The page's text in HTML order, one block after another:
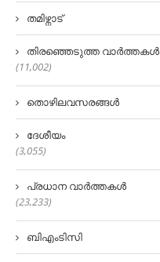
തമിഴ്നാട്
തിരഞ്ഞെടുത്ത വാർത്തകൾ
(11,002)
തൊഴിലവസരങ്ങൾ
ദേശീയം
(3,055)
പ്രധാന വാർത്തകൾ
(23,233)
ബിഎംടിസി